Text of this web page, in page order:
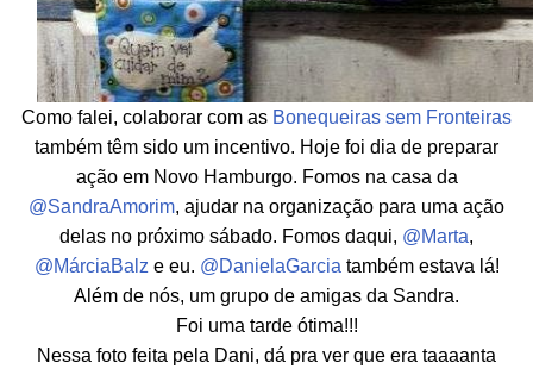
Como falei, colaborar com as Bonequeiras sem Fronteiras
também têm sido um incentivo. Hoje foi dia de preparar
ação em Novo Hamburgo. Fomos na casa da
@SandraAmorim, ajudar na organização para uma ação
delas no próximo sábado. Fomos daqui, @Marta,
@MárciaBalz e eu. @DanielaGarcia também estava lá!
Além de nós, um grupo de amigas da Sandra.
Foi uma tarde ótima!!!
Nessa foto feita pela Dani, dá pra ver que era taaaanta